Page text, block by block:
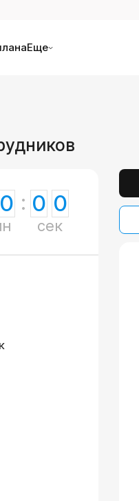
Еще
0 0 0
сек